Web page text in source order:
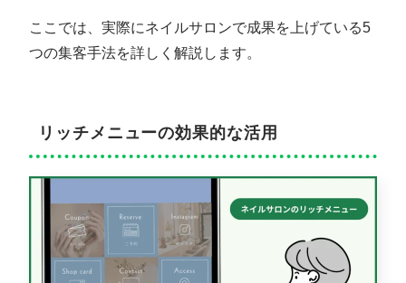
ここでは、実際にネイルサロンで成果を上げている5
つの集客手法を詳しく解説します。
リッチメニューの効果的な活用